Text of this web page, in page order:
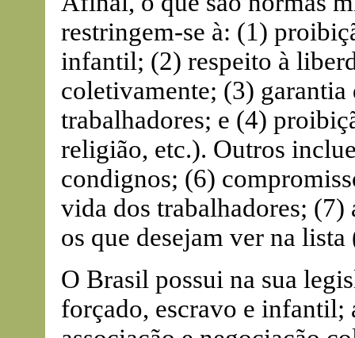
restringem-se à: (1)
infantil; (2) respeito à
coletivamente; (3) garantia
trabalhadores; e (4)
religião, etc.). Outros
condignos; (6)
vida dos trabalhadores; (7)
os que desejam ver na
O Brasil possui na sua
forçado, escravo e infantil;